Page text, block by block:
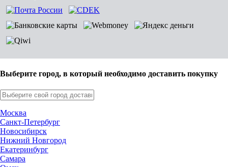
Выберите город, в который необходимо доставить покупку
Москва
Санкт-Петербург
Новосибирск
Нижний Новгород
Екатеринбург
Самара